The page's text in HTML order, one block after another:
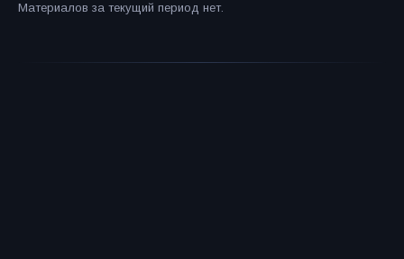
Материалов за текущий период нет.